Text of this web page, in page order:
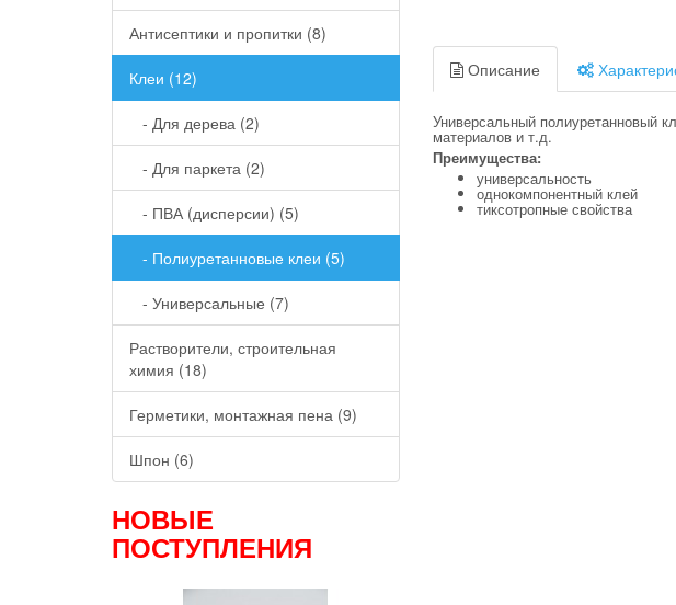
Антисептики и пропитки (8)
Клеи (12)
- Для дерева (2)
- Для паркета (2)
- ПВА (дисперсии) (5)
- Полиуретанновые клеи (5)
- Универсальные (7)
Растворители, строительная
химия (18)
Герметики, монтажная пена (9)
Шпон (6)
НОВЫЕ
ПОСТУПЛЕНИЯ
Описание
Универсальный полиуретанновый
материалов и т.д.
Преимущества:
универсальность
однокомпонентный клей
тиксотропные свойства